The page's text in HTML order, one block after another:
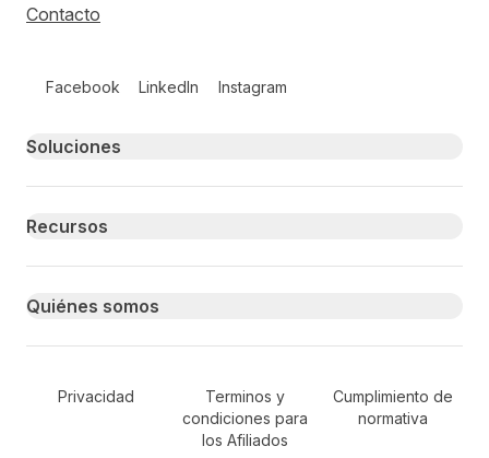
Contacto
Facebook LinkedIn Instagram
Primary footer navigation
Soluciones
Recursos
Quiénes somos
Secondary Footer Navigation
Privacidad
Terminos y
condiciones para
los Afiliados
Cumplimiento de
normativa